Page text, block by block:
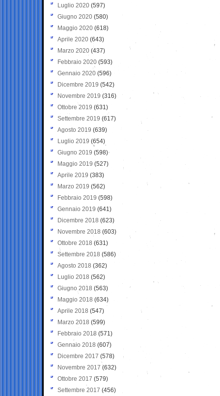
Luglio 2020 (597)
Giugno 2020 (580)
Maggio 2020 (618)
Aprile 2020 (643)
Marzo 2020 (437)
Febbraio 2020 (593)
Gennaio 2020 (596)
Dicembre 2019 (542)
Novembre 2019 (316)
Ottobre 2019 (631)
Settembre 2019 (617)
Agosto 2019 (639)
Luglio 2019 (654)
Giugno 2019 (598)
Maggio 2019 (527)
Aprile 2019 (383)
Marzo 2019 (562)
Febbraio 2019 (598)
Gennaio 2019 (641)
Dicembre 2018 (623)
Novembre 2018 (603)
Ottobre 2018 (631)
Settembre 2018 (586)
Agosto 2018 (362)
Luglio 2018 (562)
Giugno 2018 (563)
Maggio 2018 (634)
Aprile 2018 (547)
Marzo 2018 (599)
Febbraio 2018 (571)
Gennaio 2018 (607)
Dicembre 2017 (578)
Novembre 2017 (632)
Ottobre 2017 (579)
Settembre 2017 (456)